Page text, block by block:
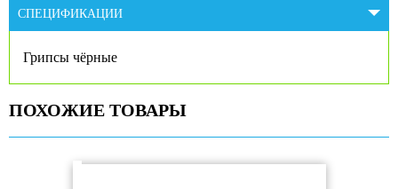
СПЕЦИФИКАЦИИ
Грипсы чёрные
ПОХОЖИЕ ТОВАРЫ